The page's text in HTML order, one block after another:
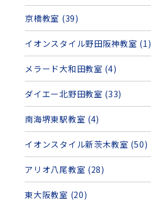
京橋教室 (39)
イオンスタイル野田阪神教室 (1)
メラード大和田教室 (4)
ダイエー北野田教室 (33)
南海堺東駅教室 (4)
イオンスタイル新茨木教室 (50)
アリオ八尾教室 (28)
東大阪教室 (20)